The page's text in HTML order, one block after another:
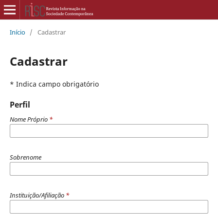
Início / Cadastrar
Cadastrar
* Indica campo obrigatório
Perfil
Nome Próprio *
Sobrenome
Instituição/Afiliação *